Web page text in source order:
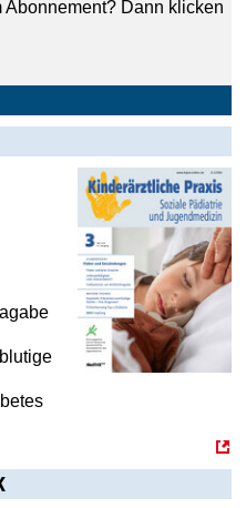
Dann klicken